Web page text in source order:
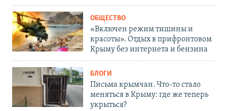
ОБЩЕСТВО
«Включен режим тишины и
красоты». Отдых в прифронтовом
Крыму без интернета и бензина
БЛОГИ
Письма крымчан. Что-то стало
меняться в Крыму: где же теперь
укрыться?